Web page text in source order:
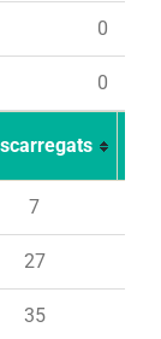
0
0
7
27
35